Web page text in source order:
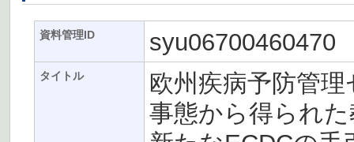
資料管理ID syu06700460470
タイトル
欧州疾病予防管
事態から得られ